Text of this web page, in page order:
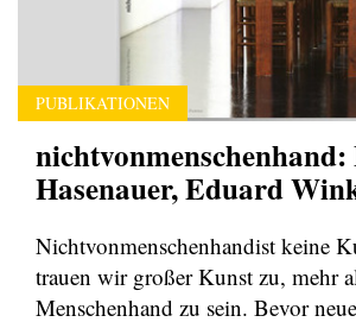
PUBLIKATIONEN
Hasenauer, Eduard
Nichtvonmenschenhandist keine
trauen wir großer Kunst zu, mehr
Menschenhand zu sein. Bevor